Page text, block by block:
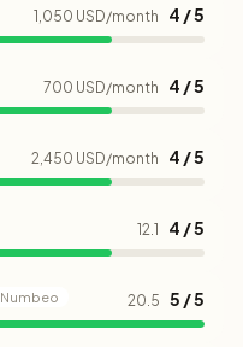
1,050 USD/month 4 / 5
700 USD/month 4 / 5
2,450 USD/month 4 / 5
12.1 4 / 5
Numbeo 20.5 5 / 5